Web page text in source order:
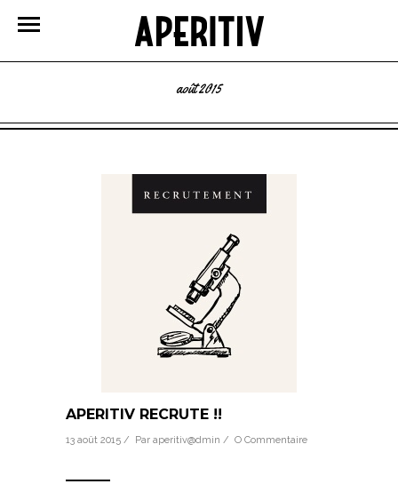
août 2015
APERITIV RECRUTE !!
13 août 2015 / Par aperitiv@dmin / O Commentaire